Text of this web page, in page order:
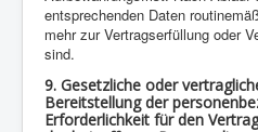
entsprechenden Daten
mehr zur Vertragserfüllung oder
sind.
9. Gesetzliche oder
Bereitstellung der
Erforderlichkeit für den